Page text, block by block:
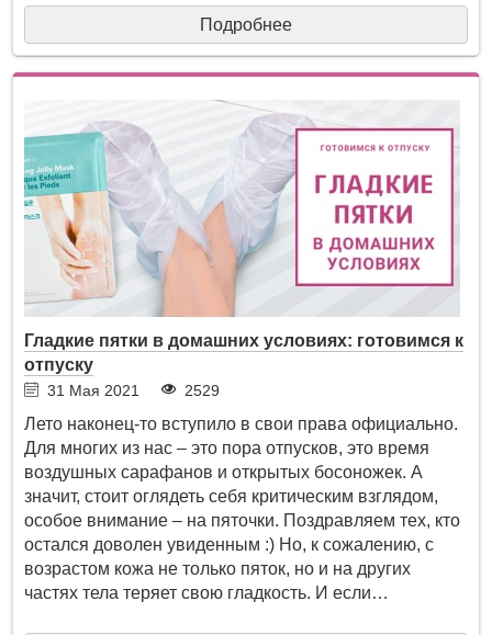
Подробнее
Гладкие пятки в домашних условиях: готовимся к
отпуску
31 Мая 2021 2529
Лето наконец-то вступило в свои права официально.
Для многих из нас – это пора отпусков, это время
воздушных сарафанов и открытых босоножек. А
значит, стоит оглядеть себя критическим взглядом,
особое внимание – на пяточки. Поздравляем тех, кто
остался доволен увиденным :) Но, к сожалению, с
возрастом кожа не только пяток, но и на других
частях тела теряет свою гладкость. И если…